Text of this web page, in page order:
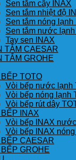
Sen tắm cây INAX
Sen tắm nhiệt độ
Sen tắm nóng lạnh
Sen tắm nước
Tay sen INAX
TẮM CAESAR
TẮM GROHE
TOTO
Vòi bếp nước lạnh
Vòi bếp nóng lạnh
Vòi bếp rút dây
INAX
Vòi bếp INAX
Vòi bếp INAX
CAESAR
GROHE